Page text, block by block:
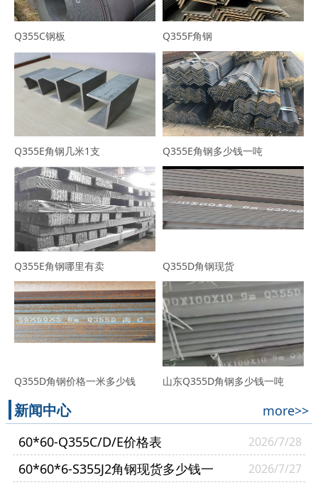
Q355C钢板 Q355F角钢
Q355E角钢几米1支 Q355E角钢多少钱一吨
Q355E角钢哪里有卖 Q355D角钢现货
Q355D角钢价格一米多少钱 山东Q355D角钢多少钱一吨
新闻中心
more>>
60*60-Q355C/D/E价格表
2026/7/28
60*60*6-S355J2角钢现货多少钱一
2026/7/27